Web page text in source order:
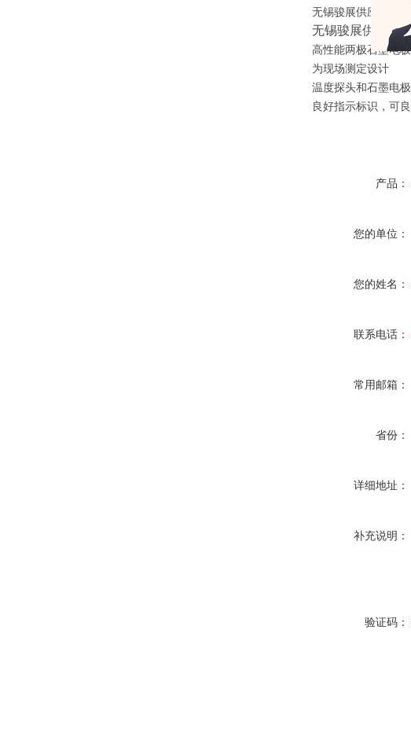
无锡骏展供应新款
无锡骏展供应
自
高性能两极石墨电极
为现场测定设计
温度探头和石墨电
良好指示标识，可
产品：
您的单位：
您的姓名：
联系电话：
常用邮箱：
省份：
详细地址：
补充说明：
验证码：